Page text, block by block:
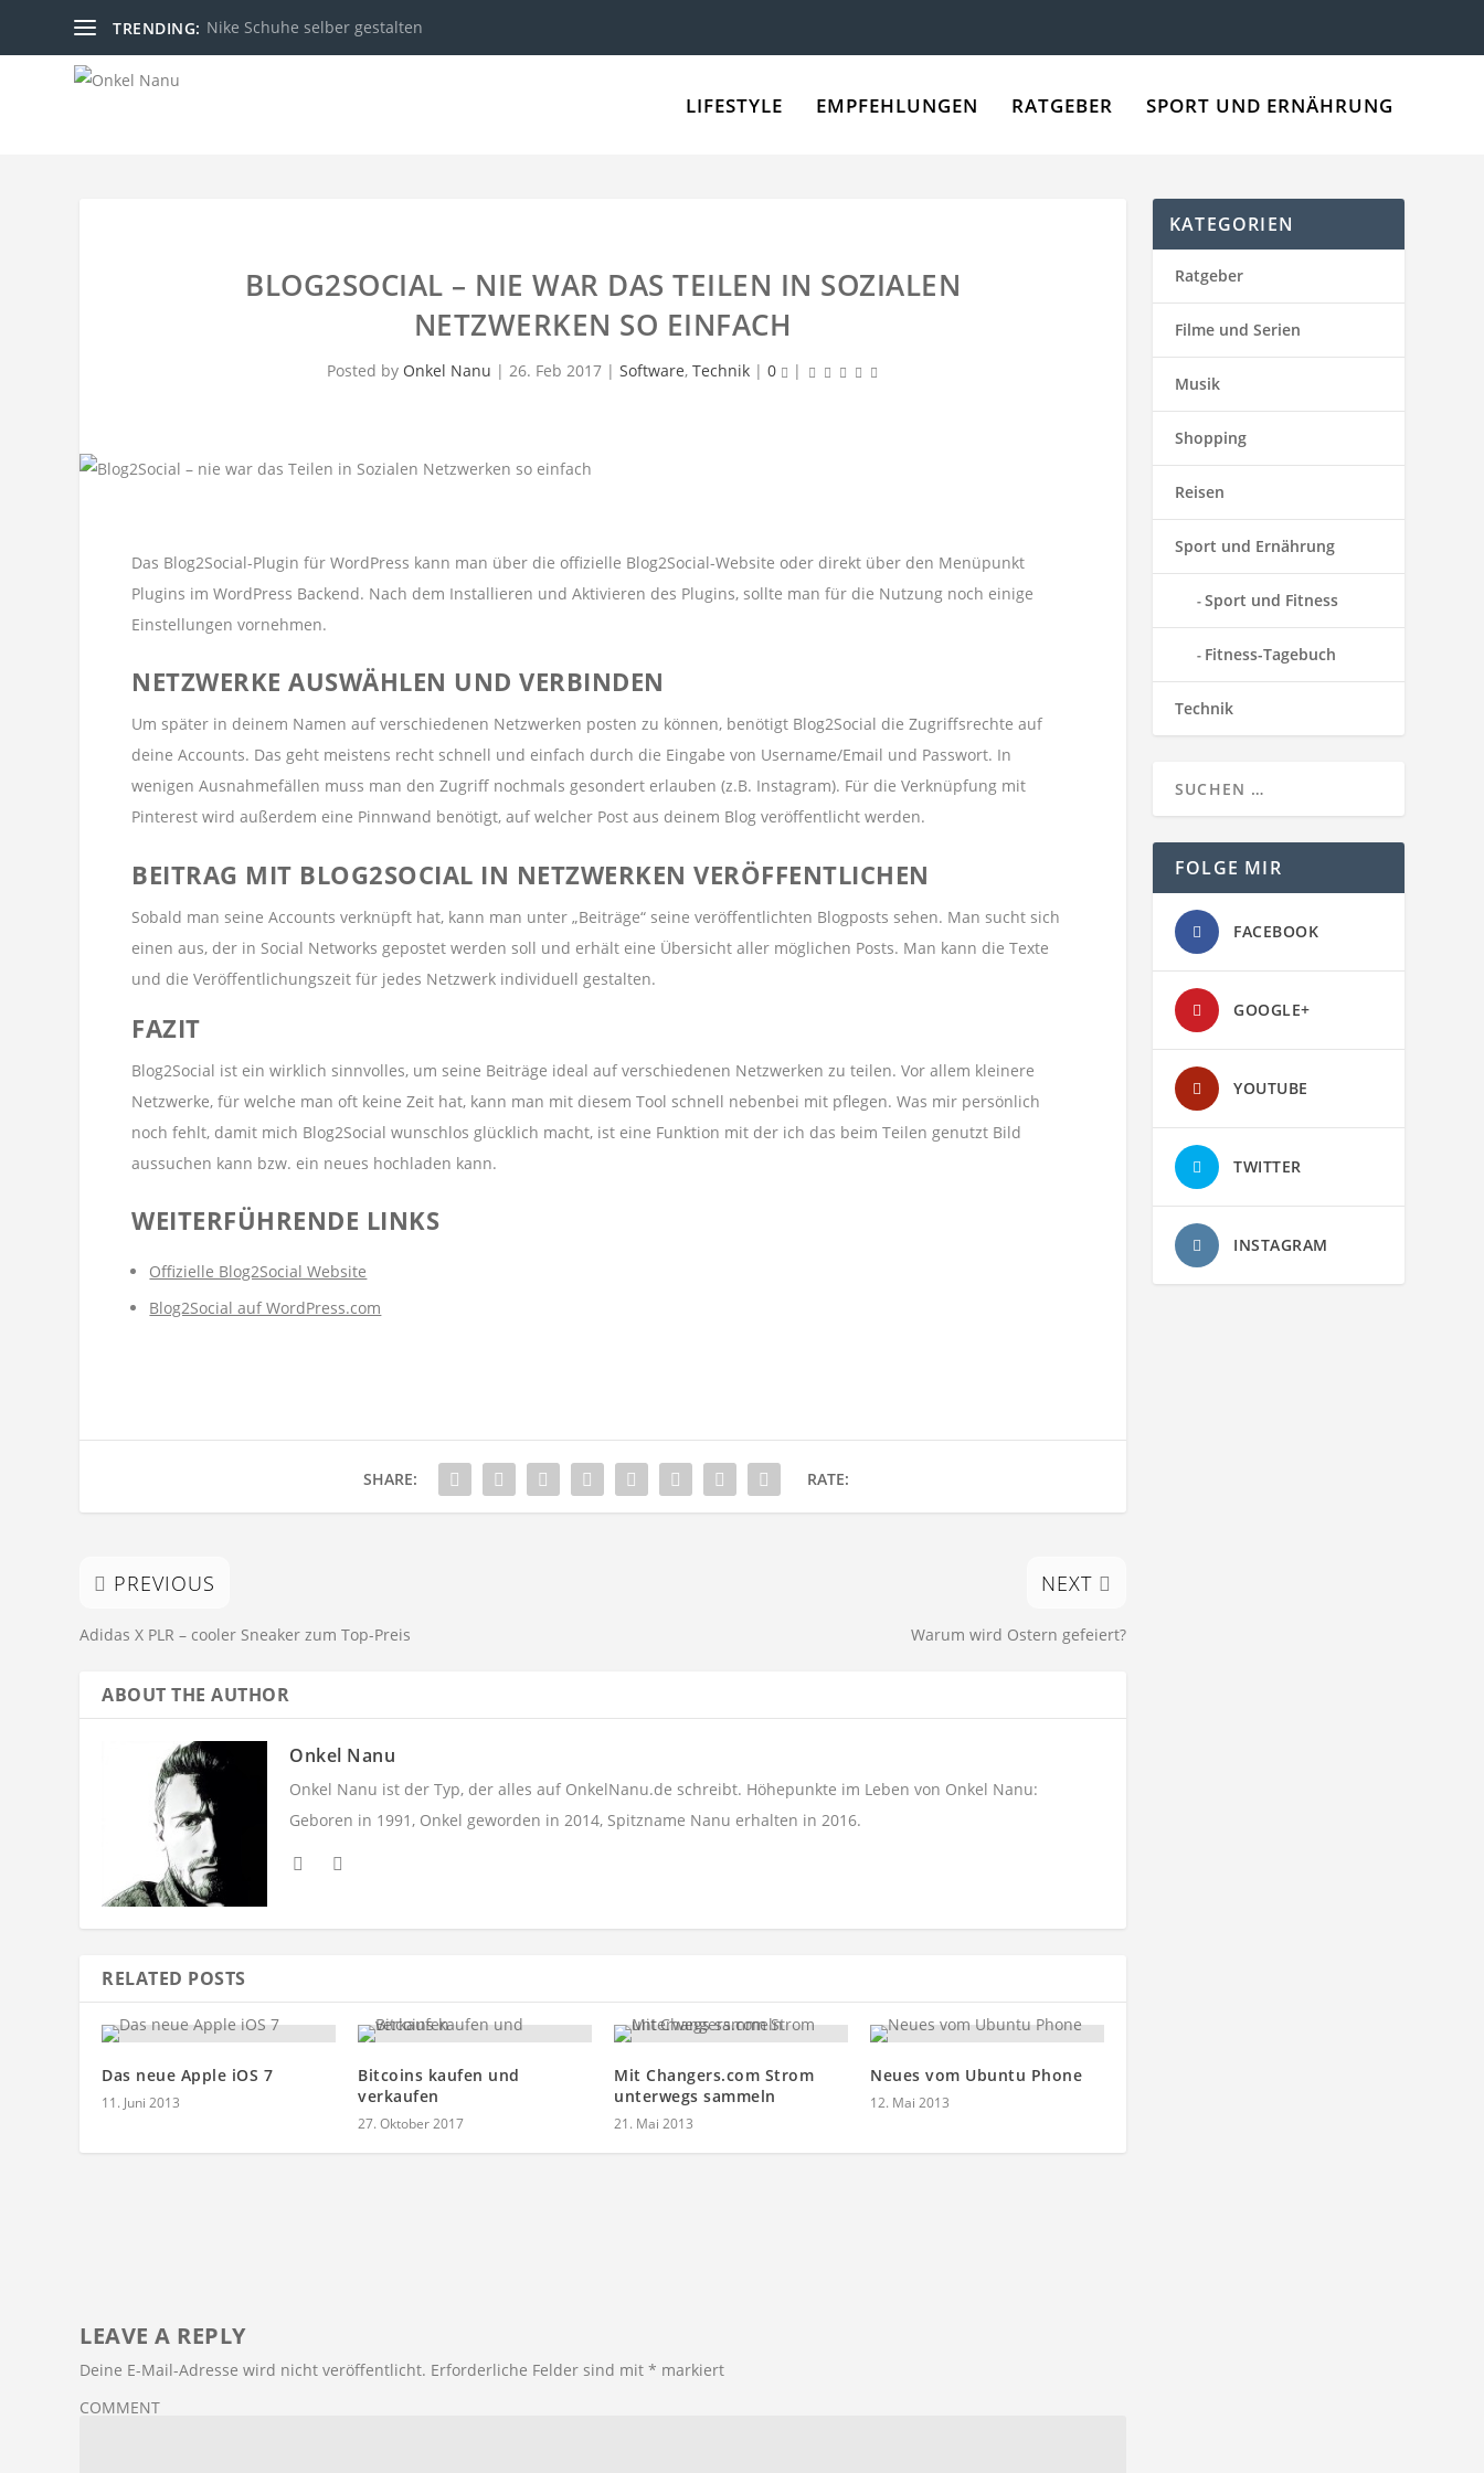
TRENDING: Nike Schuhe selber gestalten
LIFESTYLE EMPFEHLUNGEN RATGEBER SPORT UND ERNÄHRUNG
BLOG2SOCIAL – NIE WAR DAS TEILEN IN SOZIALEN
NETZWERKEN SO EINFACH
Posted by Onkel Nanu | 26. Feb 2017 | Software, Technik | 0 |
Das Blog2Social-Plugin für WordPress kann man über die offizielle Blog2Social-Website oder direkt über den Menüpunkt
Plugins im WordPress Backend. Nach dem Installieren und Aktivieren des Plugins, sollte man für die Nutzung noch einige
Einstellungen vornehmen.
NETZWERKE AUSWÄHLEN UND VERBINDEN
Um später in deinem Namen auf verschiedenen Netzwerken posten zu können, benötigt Blog2Social die Zugriffsrechte auf
deine Accounts. Das geht meistens recht schnell und einfach durch die Eingabe von Username/Email und Passwort. In
wenigen Ausnahmefällen muss man den Zugriff nochmals gesondert erlauben (z.B. Instagram). Für die Verknüpfung mit
Pinterest wird außerdem eine Pinnwand benötigt, auf welcher Post aus deinem Blog veröffentlicht werden.
BEITRAG MIT BLOG2SOCIAL IN NETZWERKEN VERÖFFENTLICHEN
Sobald man seine Accounts verknüpft hat, kann man unter „Beiträge“ seine veröffentlichten Blogposts sehen. Man sucht sich
einen aus, der in Social Networks gepostet werden soll und erhält eine Übersicht aller möglichen Posts. Man kann die Texte
und die Veröffentlichungszeit für jedes Netzwerk individuell gestalten.
FAZIT
Blog2Social ist ein wirklich sinnvolles, um seine Beiträge ideal auf verschiedenen Netzwerken zu teilen. Vor allem kleinere
Netzwerke, für welche man oft keine Zeit hat, kann man mit diesem Tool schnell nebenbei mit pflegen. Was mir persönlich
noch fehlt, damit mich Blog2Social wunschlos glücklich macht, ist eine Funktion mit der ich das beim Teilen genutzt Bild
aussuchen kann bzw. ein neues hochladen kann.
WEITERFÜHRENDE LINKS
Offizielle Blog2Social Website
Blog2Social auf WordPress.com
SHARE: RATE:
PREVIOUS
Adidas X PLR – cooler Sneaker zum Top-Preis
NEXT
Warum wird Ostern gefeiert?
ABOUT THE AUTHOR
Onkel Nanu
Onkel Nanu ist der Typ, der alles auf OnkelNanu.de schreibt. Höhepunkte im Leben von Onkel Nanu:
Geboren in 1991, Onkel geworden in 2014, Spitzname Nanu erhalten in 2016.
RELATED POSTS
Das neue Apple iOS 7
11. Juni 2013
Bitcoins kaufen und
verkaufen
27. Oktober 2017
Mit Changers.com Strom
unterwegs sammeln
21. Mai 2013
Neues vom Ubuntu Phone
12. Mai 2013
LEAVE A REPLY
Deine E-Mail-Adresse wird nicht veröffentlicht. Erforderliche Felder sind mit * markiert
COMMENT
KATEGORIEN
Ratgeber
Filme und Serien
Musik
Shopping
Reisen
Sport und Ernährung
Sport und Fitness
Fitness-Tagebuch
Technik
FOLGE MIR
FACEBOOK
GOOGLE+
YOUTUBE
TWITTER
INSTAGRAM